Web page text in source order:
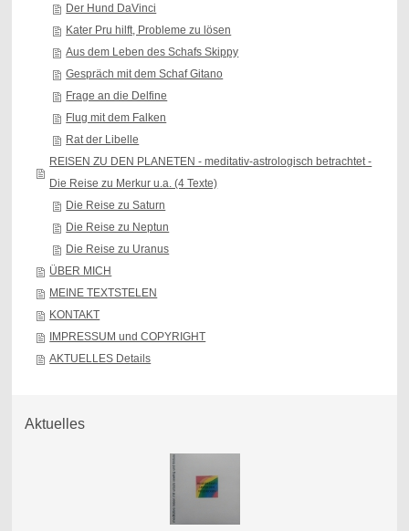
Der Hund DaVinci
Kater Pru hilft, Probleme zu lösen
Aus dem Leben des Schafs Skippy
Gespräch mit dem Schaf Gitano
Frage an die Delfine
Flug mit dem Falken
Rat der Libelle
REISEN ZU DEN PLANETEN - meditativ-astrologisch betrachtet -
Die Reise zu Merkur u.a. (4 Texte)
Die Reise zu Saturn
Die Reise zu Neptun
Die Reise zu Uranus
ÜBER MICH
MEINE TEXTSTELEN
KONTAKT
IMPRESSUM und COPYRIGHT
AKTUELLES Details
Aktuelles